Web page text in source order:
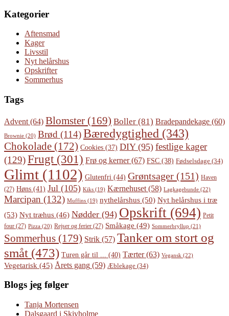
Kategorier
Aftensmad
Kager
Livsstil
Nyt helårshus
Opskrifter
Sommerhus
Tags
Advent (64) Blomster (169) Boller (81) Bradepandekage (60)
Brownie (20) Brød (114)Bæredygtighed (343)
Chokolade (172) Cookies (37) DIY(95) festlige kager
(129)Frugt (301) Frø og kerner(67) FSC (38) Fødselsdage (34)
Glimt (1102) Glutenfri (44) Grøntsager (151) Haven
(27) Høns (41) Jul (105) Kiks (19) Kærnehuset (58) Lagkagebunde (22)
Marcipan (132) Muffins (19) nythelårshus (50) Nyt helårshus i træ
(53) Nyt træhus (46) Nødder (94) Opskrift (694) Petit
four (27) Pizza (20) Rejser og ferier (27) Småkage (49) Sommerbryllup (21)
Sommerhus (179) Strik (57) Tanker om stort og
småt (473) Turen går til ... (40) Tærter(63) Vegansk (22)
Vegetarisk (45) Årets gang (59) Æblekage (34)
Blogs jeg følger
Tanja Mortensen
Dalsgaard i Skivholme